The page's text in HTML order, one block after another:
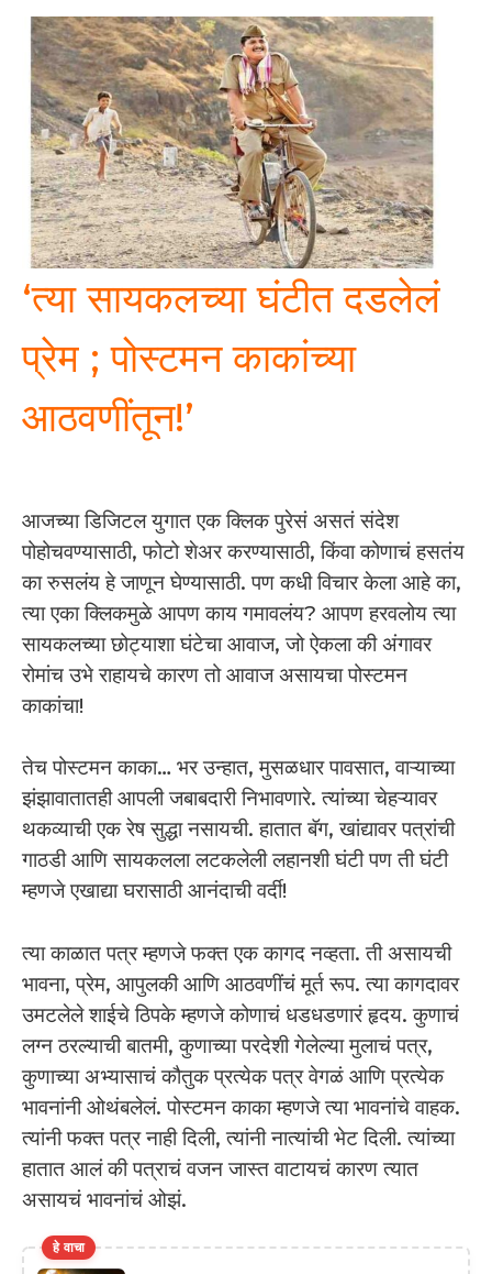
‘त्या सायकलच्या घंटीत दडलेलं
प्रेम ; पोस्टमन काकांच्या
आठवणींतून!’
आजच्या डिजिटल युगात एक क्लिक पुरेसं असतं संदेश
पोहोचवण्यासाठी, फोटो शेअर करण्यासाठी, किंवा कोणाचं हसतंय
का रुसलंय हे जाणून घेण्यासाठी. पण कधी विचार केला आहे का,
त्या एका क्लिकमुळे आपण काय गमावलंय? आपण हरवलोय त्या
सायकलच्या छोट्याशा घंटेचा आवाज, जो ऐकला की अंगावर
रोमांच उभे राहायचे कारण तो आवाज असायचा पोस्टमन
काकांचा!
तेच पोस्टमन काका… भर उन्हात, मुसळधार पावसात, वाऱ्याच्या
झंझावातातही आपली जबाबदारी निभावणारे. त्यांच्या चेहऱ्यावर
थकव्याची एक रेष सुद्धा नसायची. हातात बॅग, खांद्यावर पत्रांची
गाठडी आणि सायकलला लटकलेली लहानशी घंटी पण ती घंटी
म्हणजे एखाद्या घरासाठी आनंदाची वर्दी!
त्या काळात पत्र म्हणजे फक्त एक कागद नव्हता. ती असायची
भावना, प्रेम, आपुलकी आणि आठवणींचं मूर्त रूप. त्या कागदावर
उमटलेले शाईचे ठिपके म्हणजे कोणाचं धडधडणारं हृदय. कुणाचं
लग्न ठरल्याची बातमी, कुणाच्या परदेशी गेलेल्या मुलाचं पत्र,
कुणाच्या अभ्यासाचं कौतुक प्रत्येक पत्र वेगळं आणि प्रत्येक
भावनांनी ओथंबलेलं. पोस्टमन काका म्हणजे त्या भावनांचे वाहक.
त्यांनी फक्त पत्र नाही दिली, त्यांनी नात्यांची भेट दिली. त्यांच्या
हातात आलं की पत्राचं वजन जास्त वाटायचं कारण त्यात
असायचं भावनांचं ओझं.
हे वाचा